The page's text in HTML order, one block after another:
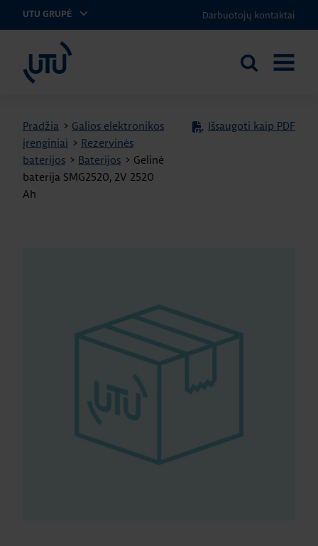
UTU GRUPĖ Darbuotojų kontaktai
UTU Lithuania
Ieškoti
Pradžia > Galios elektronikos
įrenginiai > Rezervinės
baterijos > Baterijos > Gelinė
baterija SMG2520, 2V 2520
Ah
Išsaugoti kaip PDF